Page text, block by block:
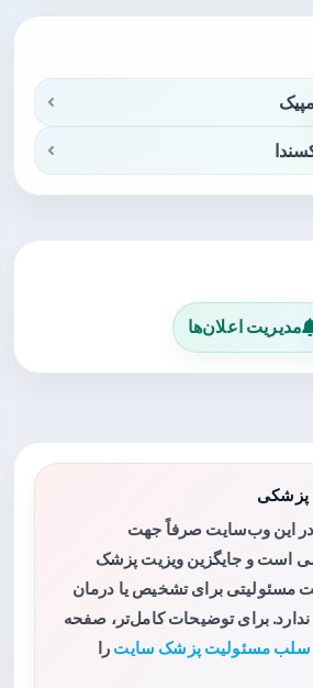
مدیریت اعلان‌ها
پزشکی
در این وب‌سایت صرفاً جهت
است و جایگزین ویزیت پزشک
مسئولیتی برای تشخیص یا درمان
ندارد. برای توضیحات کامل‌تر، صفحه
مسئولیت پزشک سایت را